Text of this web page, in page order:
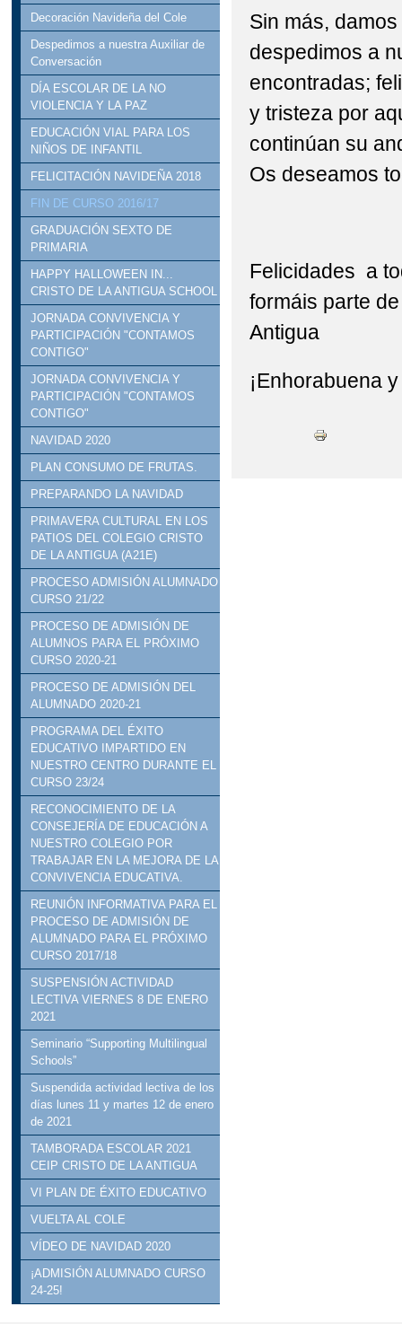
Decoración Navideña del Cole
Despedimos a nuestra Auxiliar de
Conversación
DÍA ESCOLAR DE LA NO
VIOLENCIA Y LA PAZ
EDUCACIÓN VIAL PARA LOS
NIÑOS DE INFANTIL
FELICITACIÓN NAVIDEÑA 2018
FIN DE CURSO 2016/17
GRADUACIÓN SEXTO DE
PRIMARIA
HAPPY HALLOWEEN IN...
CRISTO DE LA ANTIGUA SCHOOL
JORNADA CONVIVENCIA Y
PARTICIPACIÓN "CONTAMOS
CONTIGO"
JORNADA CONVIVENCIA Y
PARTICIPACIÓN "CONTAMOS
CONTIGO"
NAVIDAD 2020
PLAN CONSUMO DE FRUTAS.
PREPARANDO LA NAVIDAD
PRIMAVERA CULTURAL EN LOS
PATIOS DEL COLEGIO CRISTO
DE LA ANTIGUA (A21E)
PROCESO ADMISIÓN ALUMNADO
CURSO 21/22
PROCESO DE ADMISIÓN DE
ALUMNOS PARA EL PRÓXIMO
CURSO 2020-21
PROCESO DE ADMISIÓN DEL
ALUMNADO 2020-21
PROGRAMA DEL ÉXITO
EDUCATIVO IMPARTIDO EN
NUESTRO CENTRO DURANTE EL
CURSO 23/24
RECONOCIMIENTO DE LA
CONSEJERÍA DE EDUCACIÓN A
NUESTRO COLEGIO POR
TRABAJAR EN LA MEJORA DE LA
CONVIVENCIA EDUCATIVA.
REUNIÓN INFORMATIVA PARA EL
PROCESO DE ADMISIÓN DE
ALUMNADO PARA EL PRÓXIMO
CURSO 2017/18
SUSPENSIÓN ACTIVIDAD
LECTIVA VIERNES 8 DE ENERO
2021
Seminario “Supporting Multilingual
Schools”
Suspendida actividad lectiva de los
días lunes 11 y martes 12 de enero
de 2021
TAMBORADA ESCOLAR 2021
CEIP CRISTO DE LA ANTIGUA
VI PLAN DE ÉXITO EDUCATIVO
VUELTA AL COLE
VÍDEO DE NAVIDAD 2020
¡ADMISIÓN ALUMNADO CURSO
24-25!
Sin más,
despedimos a
encontradas;
y tristeza por
continúan su
Os deseamos
Felicidades a
formáis parte
Antigua
¡Enhorabuena